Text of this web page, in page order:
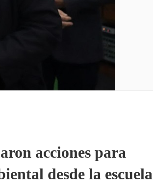
acciones para
desde la escuela